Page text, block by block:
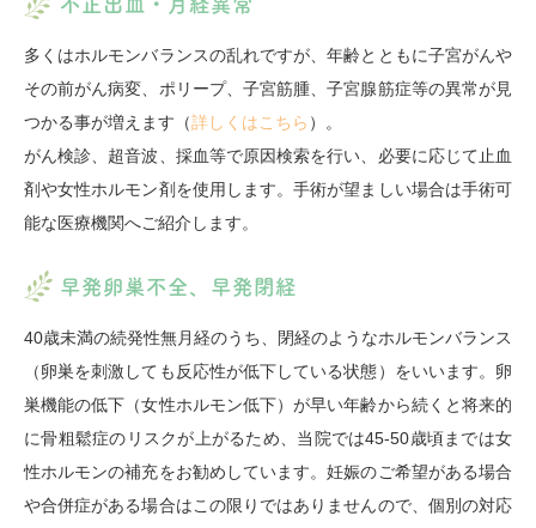
多くはホルモンバランスの乱れですが、年齢とともに子宮がんや
その前がん病変、ポリープ、子宮筋腫、子宮腺筋症等の異常が見
つかる事が増えます（詳しくはこちら ）。
がん検診、超音波、採血等で原因検索を行い、必要に応じて止血
剤や女性ホルモン剤を使用します。手術が望ましい場合は手術可
能な医療機関へご紹介します。
早発卵巣不全、早発閉経
40歳未満の続発性無月経のうち、閉経のようなホルモンバランス
（卵巣を刺激しても反応性が低下している状態）をいいます。卵
巣機能の低下（女性ホルモン低下）が早い年齢から続くと将来的
に骨粗鬆症のリスクが上がるため、当院では45-50歳頃までは女
性ホルモンの補充をお勧めしています。妊娠のご希望がある場合
や合併症がある場合はこの限りではありませんので、個別の対応